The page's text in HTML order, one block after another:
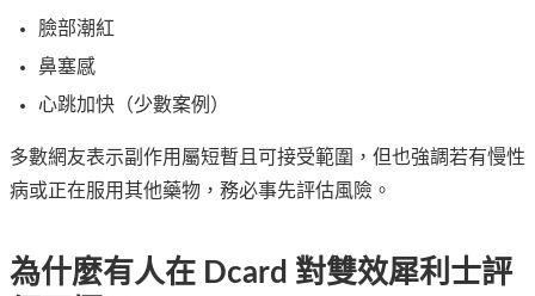
臉部潮紅
鼻塞感
心跳加快（少數案例）
多數網友表示副作用屬短暫且可接受範圍，但也強調若有慢性
病或正在服用其他藥物，務必事先評估風險。
為什麼有人在 Dcard 對雙效犀利士評